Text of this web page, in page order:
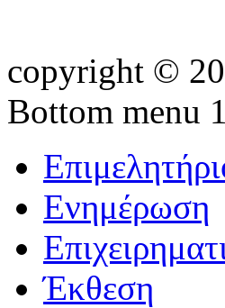
copyright ©
Bottom menu 1
Ενημέρωση
Έκθεση